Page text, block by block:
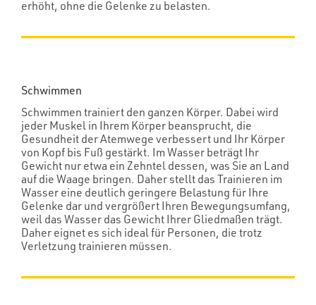
erhöht, ohne die Gelenke zu belasten.
Schwimmen
Schwimmen trainiert den ganzen Körper. Dabei wird
jeder Muskel in Ihrem Körper beansprucht, die
Gesundheit der Atemwege verbessert und Ihr Körper
von Kopf bis Fuß gestärkt. Im Wasser beträgt Ihr
Gewicht nur etwa ein Zehntel dessen, was Sie an Land
auf die Waage bringen. Daher stellt das Trainieren im
Wasser eine deutlich geringere Belastung für Ihre
Gelenke dar und vergrößert Ihren Bewegungsumfang,
weil das Wasser das Gewicht Ihrer Gliedmaßen trägt.
Daher eignet es sich ideal für Personen, die trotz
Verletzung trainieren müssen.